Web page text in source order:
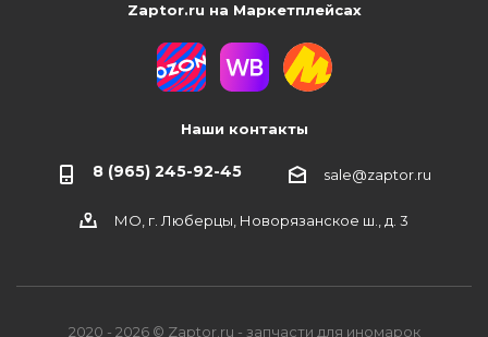
Zaptor.ru на Маркетплейсах
Наши контакты
8 (965) 245-92-45 sale@zaptor.ru
МО, г. Люберцы, Новорязанское ш., д. 3
2020 - 2026 © Zaptor.ru - запчасти для иномарок